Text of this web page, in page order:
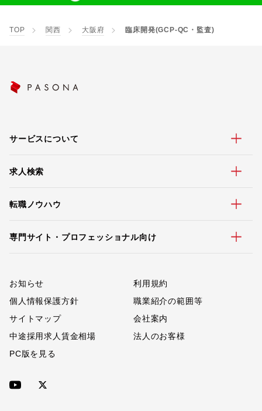
TOP 関西 大阪府 臨床開発(GCP-QC・監査)
サービスについて
求人検索
転職ノウハウ
専門サイト・プロフェッショナル向け
お知らせ
利用規約
個人情報保護方針
職業紹介の範囲等
サイトマップ
会社案内
中途採用求人賃金相場
法人のお客様
PC版を見る